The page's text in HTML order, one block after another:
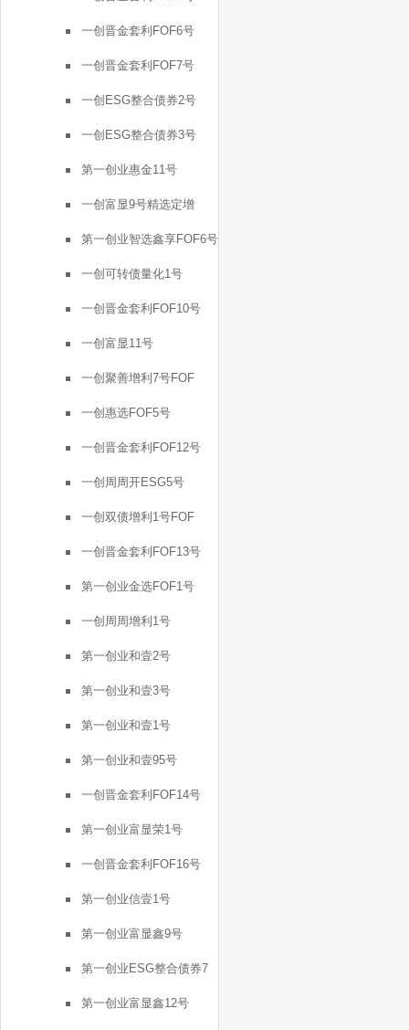
一创晋金套利FOF6号
一创晋金套利FOF7号
一创ESG整合债券2号
一创ESG整合债券3号
第一创业惠金11号
一创富显9号精选定增
第一创业智选鑫享FOF6号
一创可转债量化1号
一创晋金套利FOF10号
一创富显11号
一创聚善增利7号FOF
一创惠选FOF5号
一创晋金套利FOF12号
一创周周开ESG5号
一创双债增利1号FOF
一创晋金套利FOF13号
第一创业金选FOF1号
一创周周增利1号
第一创业和壹2号
第一创业和壹3号
第一创业和壹1号
第一创业和壹95号
一创晋金套利FOF14号
第一创业富显荣1号
一创晋金套利FOF16号
第一创业信壹1号
第一创业富显鑫9号
第一创业ESG整合债券7
号
第一创业富显鑫12号